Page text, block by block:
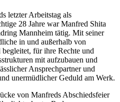
letzter Arbeitstag als
28 Jahre war Manfred Shita
Mannheim tätig. Mit seiner
in und außerhalb von
für ihre Rechte und
mit aufzubauen und
Ansprechpartner und
unermüdlicher Geduld am Werk.
von Manfreds Abschiedsfeier